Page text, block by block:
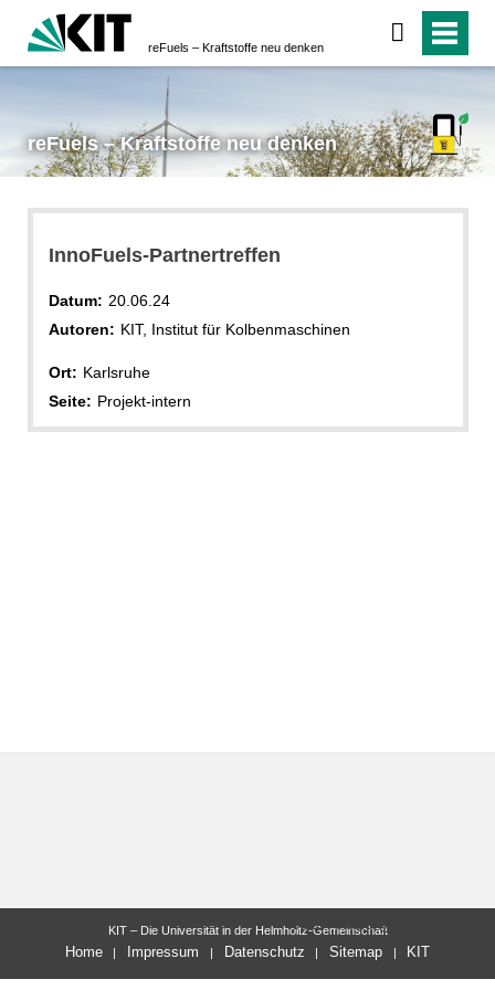
reFuels – Kraftstoffe neu denken
reFuels – Kraftstoffe neu denken
InnoFuels-Partnertreffen
Datum: 20.06.24
Autoren: KIT, Institut für Kolbenmaschinen
Ort: Karlsruhe
Seite: Projekt-intern
letzte Änderung: 26.03.2024
KIT – Die Universität in der Helmholtz-Gemeinschaft
Home Impressum Datenschutz Sitemap KIT